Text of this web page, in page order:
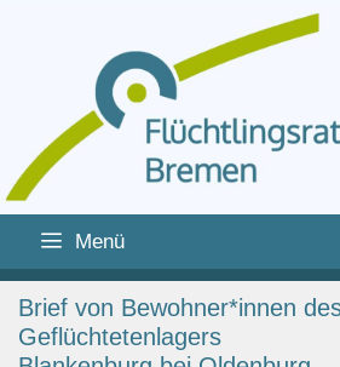
Zum
Inhalt
springen
springen
Menü
Brief von Bewohner*innen
Geflüchtetenlagers